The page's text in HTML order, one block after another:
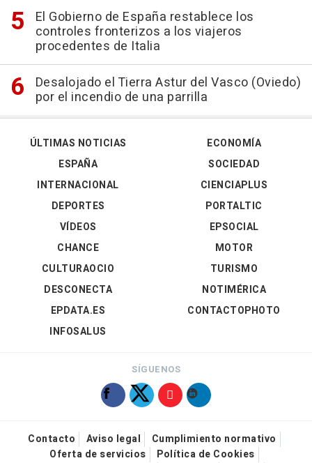
El Gobierno de España restablece los
controles fronterizos a los viajeros
procedentes de Italia
Desalojado el Tierra Astur del Vasco (Oviedo)
por el incendio de una parrilla
ÚLTIMAS NOTICIAS
ESPAÑA
INTERNACIONAL
DEPORTES
VÍDEOS
ECONOMÍA
SOCIEDAD
CIENCIAPLUS
PORTALTIC
EPSOCIAL
CHANCE
CULTURAOCIO
DESCONECTA
EPDATA.ES
INFOSALUS
MOTOR
TURISMO
NOTIMÉRICA
CONTACTOPHOTO
SÍGUENOS
Contacto Aviso legal
Cumplimiento normativo
Oferta de servicios
Política de Cookies